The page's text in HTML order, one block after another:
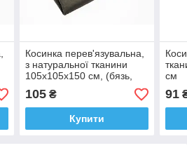
Косинка перев'язувальна,
з натуральної тканини
105х105х150 см, (бязь,
хакі)
105₴
Купити
см
91